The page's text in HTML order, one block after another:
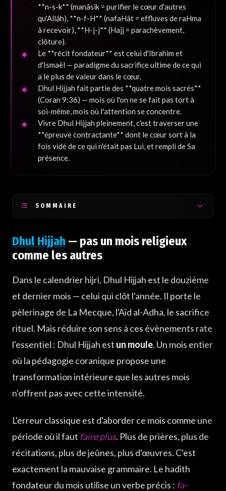
**n-s-k** (manâsik = purifier le cœur d'autres
qu'Allâh), **n-f-H** (nafaHât = effluves de raHma
à recevoir), **H-j-j** (Hajj = parachèvement,
clôture).
Le **récit fondateur** est celui d'Ibrahim et
d'Ismaël — paradigme du sacrifice ultime de ce qui
a le plus de valeur dans le cœur.
Dhul Hijjah fait partie des **quatre mois sacrés**
(Coran 9:36) — mois où l'on ne se fait pas tort à
soi-même, mois où l'attention se concentre.
Vivre Dhul Hijjah pleinement, c'est traverser une
**épreuve contractante** dont le cœur sort à la
fois vidé de ce qui n'était pas Lui, et rempli de Sa
présence.
SOMMAIRE
Trois racines, un mois — manâsik, nafaHât, Hajj
Manâsik — purifier le cœur d'autres qu'Allâh
NafaHât — les jours-opportunités où Allâh souffle
Hajj — parachever, sceller, clôturer
Le récit fondateur — Ibrahim et le sacrifice ultime
Pourquoi ce mois est sacré — la racine H-r-m et son
Dhul Hijjah — pas un mois religieux
comme les autres
Dans le calendrier hijri, Dhul Hijjah est le douzième
et dernier mois — celui qui clôt l'année. Il porte le
pèlerinage de La Mecque, l'Aïd al-Adha, le sacrifice
rituel. Mais réduire son sens à ces évènements rate
l'essentiel : Dhul Hijjah est un moule. Un mois entier
où la pédagogie coranique propose une
transformation intérieure que les autres mois
n'offrent pas avec cette intensité.
L'erreur classique est d'aborder ce mois comme une
période où il faut faire plus. Plus de prières, plus de
récitations, plus de jeûnes, plus d'œuvres. C'est
exactement la mauvaise grammaire. Le hadith
fondateur du mois utilise un verbe précis : fa-